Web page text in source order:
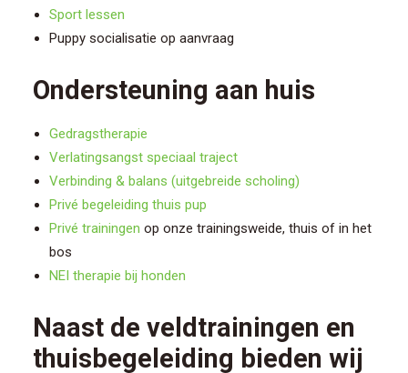
Sport lessen
Puppy socialisatie op aanvraag
Ondersteuning aan huis
Gedragstherapie
Verlatingsangst speciaal traject
Verbinding & balans (uitgebreide scholing)
Privé begeleiding thuis pup
Privé trainingen op onze trainingsweide, thuis of in het
bos
NEI therapie bij honden
Naast de veldtrainingen en
thuisbegeleiding bieden wij